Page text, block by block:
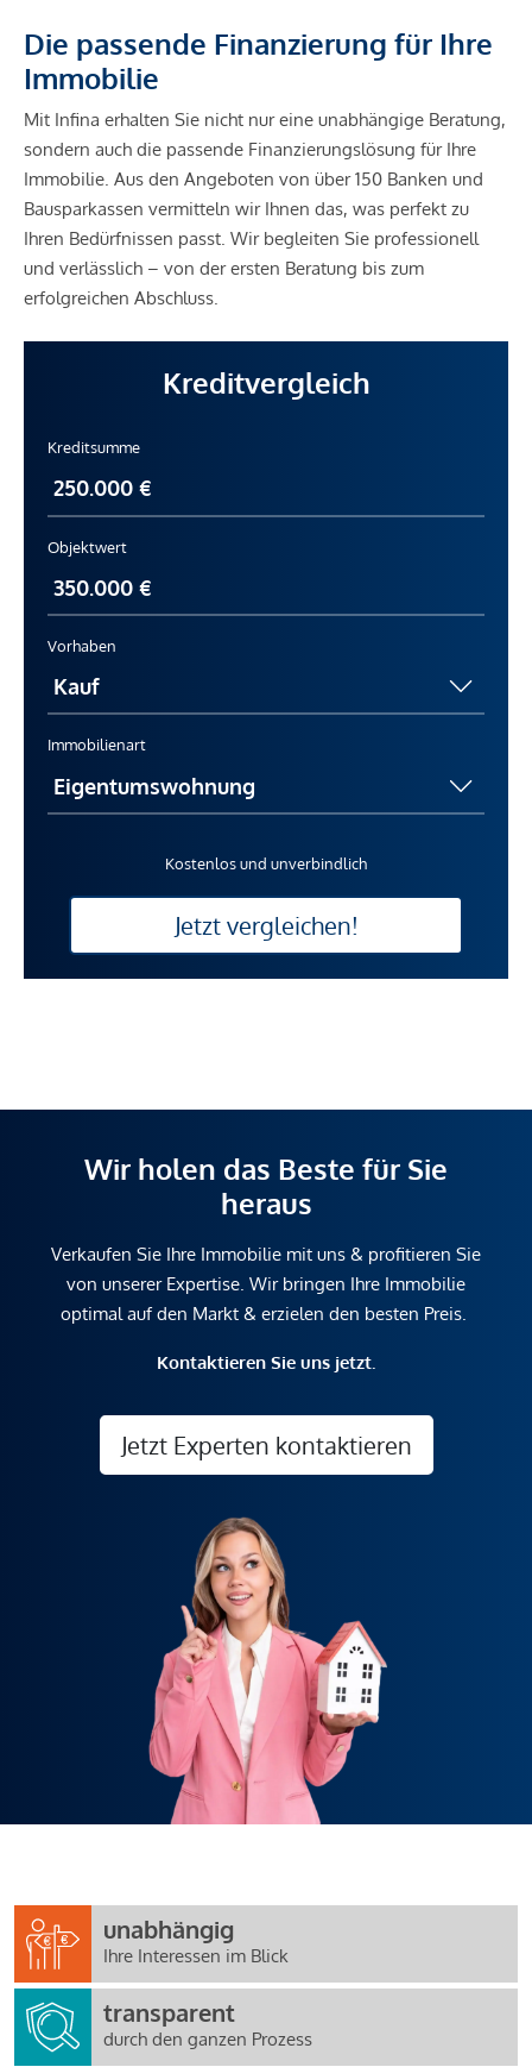
Die passende Finanzierung für Ihre
Immobilie
Mit Infina erhalten Sie nicht nur eine unabhängige Beratung,
sondern auch die passende Finanzierungslösung für Ihre
Immobilie. Aus den Angeboten von über 150 Banken und
Bausparkassen vermitteln wir Ihnen das, was perfekt zu
Ihren Bedürfnissen passt. Wir begleiten Sie professionell
und verlässlich – von der ersten Beratung bis zum
erfolgreichen Abschluss.
Kreditvergleich
Kreditsumme
Objektwert
Vorhaben
Immobilienart
Kostenlos und unverbindlich
Jetzt vergleichen!
Wir holen das Beste für Sie
heraus
Verkaufen Sie Ihre Immobilie mit uns & profitieren Sie
von unserer Expertise. Wir bringen Ihre Immobilie
optimal auf den Markt & erzielen den besten Preis.
Kontaktieren Sie uns jetzt.
Jetzt Experten kontaktieren
unabhängig
Ihre Interessen im Blick
transparent
durch den ganzen Prozess